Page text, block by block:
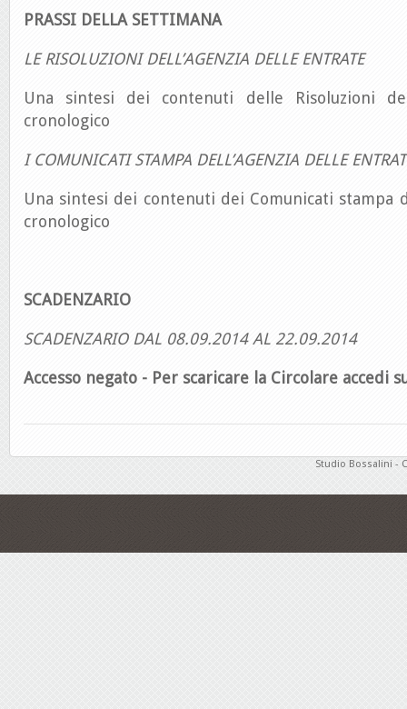
PRASSI DELLA SETTIMANA
LE RISOLUZIONI DELL’AGENZIA DELLE ENTRATE
Una sintesi dei contenuti delle Risoluzioni
cronologico
I COMUNICATI STAMPA DELL’AGENZIA DELLE
Una sintesi dei contenuti dei Comunicati stampa
cronologico
SCADENZARIO
SCADENZARIO DAL 08.09.2014 AL 22.09.2014
Accesso negato - Per scaricare la Circolare accedi
Studio Bossalini -